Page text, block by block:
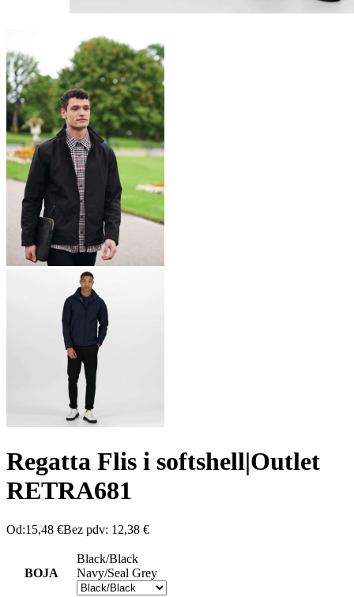
Regatta Flis i softshell|Outlet
RETRA681
Od:15,48 €Bez pdv: 12,38 €
BOJA
Black/Black
Navy/Seal Grey